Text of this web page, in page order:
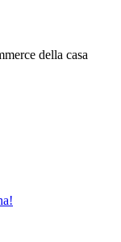
della casa